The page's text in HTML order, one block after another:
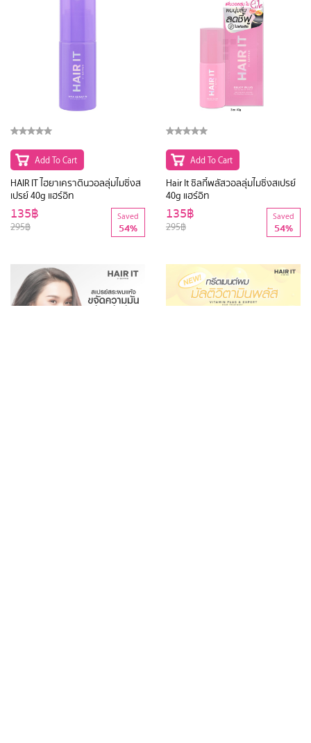
Add To Cart
HAIR IT ไฮยาเคราตินวอลลุ่มไมซิ่งส
เปรย์ 40g แฮร์อิท
295฿
135฿ Saved
54%
Add To Cart
Hair It ซิลกี้พลัสวอลลุ่มไมซิ่งสเปรย์
40g แฮร์อิท
295฿
135฿ Saved
54%